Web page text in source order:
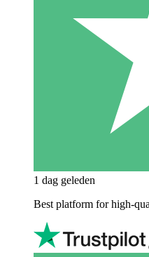
1 dag geleden
Best platform for high-